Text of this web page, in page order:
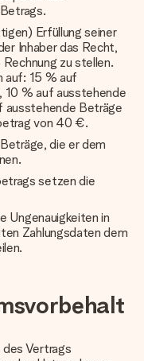
Erfüllung seiner
Inhaber das Recht,
zu stellen.
auf: 15 % auf
% auf ausstehende
Beträge
von 40 €.
die er dem
setzen die
Ungenauigkeiten in
Zahlungsdaten dem
Vertrags